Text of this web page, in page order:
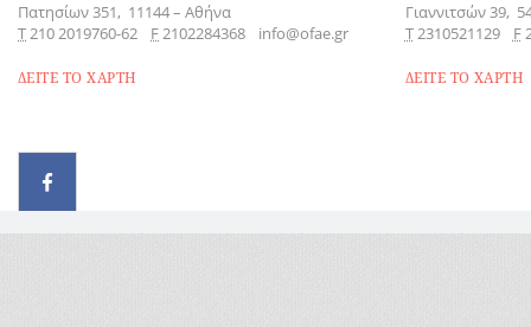
Πατησίων 351, 11144– Αθήνα
Τ210 2019760-62 F2102284368 info@ofae.gr
ΔΕΙΤΕ ΤΟ ΧΑΡΤΗ
Γιαννιτσών 39,
Τ2310521129 F
ΔΕΙΤΕ ΤΟ ΧΑΡΤΗ